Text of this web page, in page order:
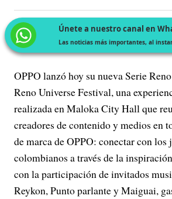
Únete a nuestro canal en
Las noticias más importantes, al
OPPO lanzó hoy su nueva Serie
Reno Universe Festival, una
realizada en Maloka City Hall que
creadores de contenido y medios en
de marca de OPPO: conectar con los
colombianos a través de la
con la participación de invitados
Reykon, Punto parlante y Maiguai,